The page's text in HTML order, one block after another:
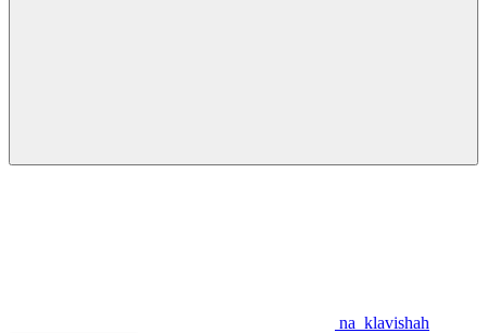
na_klavishah